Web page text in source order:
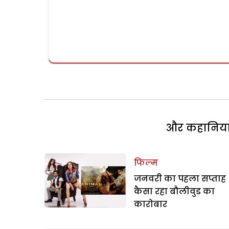
और
फिल्म
जनवरी का पहला सप्ताह
कैसा रहा बौलीवुड का
कारोबार